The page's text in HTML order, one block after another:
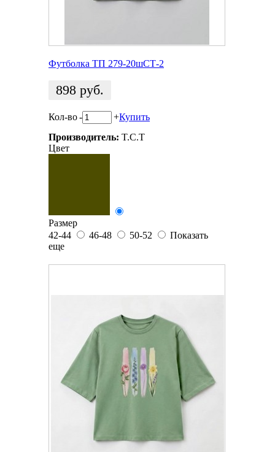
Футболка ТП 279-20шСТ-2
898 руб.
Кол-во- +Купить
Производитель: T.C.T
Цвет
Размер
42-44
46-48 50-52
Показать
еще